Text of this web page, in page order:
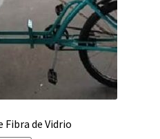
Fibra de Vidrio